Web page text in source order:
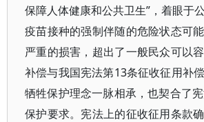
保障人体健康和公共卫生”，着眼于
疫苗接种的强制伴随的危险状态可能
严重的损害，超出了一般民众可以
补偿与我国宪法第13条征收征用补
牺牲保护理念一脉相承，也契合了
保护要求。宪法上的征收征用条款